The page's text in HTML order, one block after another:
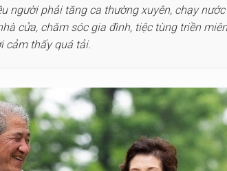
người phải tăng ca thường xuyên, chạy
cửa, chăm sóc gia đình, tiệc tùng triền
cảm thấy quá tải.